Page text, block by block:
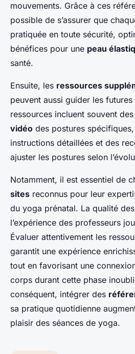
mouvements. Grâce à ces
possible de s’assurer que
pratiquée en toute sécurité,
bénéfices pour une peau
santé.
Ensuite, les ressources
peuvent aussi guider les futures
ressources incluent souvent des
vidéo des postures
instructions détaillées et des
ajuster les postures selon
Notamment, il est essentiel de
sites reconnus pour leur
du yoga prénatal. La qualité
l’expérience des professeurs
Évaluer attentivement les
garantit une expérience
tout en favorisant une
corps durant cette phase
conséquent, intégrer des
sa pratique quotidienne
plaisir des séances de yoga.